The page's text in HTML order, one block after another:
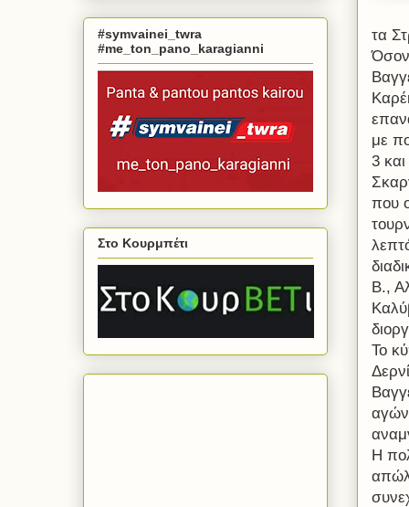
τα
Όσον
με
3
που
Β.,
Το
Η
#symvainei_twra
#me_ton_pano_karagianni
Στο Κουρμπέτι